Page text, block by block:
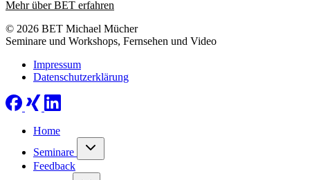
Mehr über BET erfahren
© 2026 BET Michael Mücher
Seminare und Workshops, Fernsehen und Video
Impressum
Datenschutzerklärung
Home
Seminare
Feedback